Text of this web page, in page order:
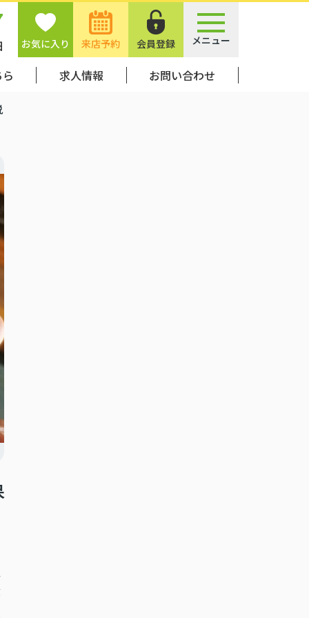
お気に入り 来店予約 会員登録 メニュー
求人情報 お問い合わせ